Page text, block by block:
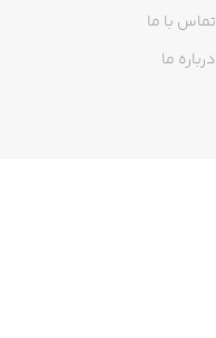
تماس با ما
درباره ما